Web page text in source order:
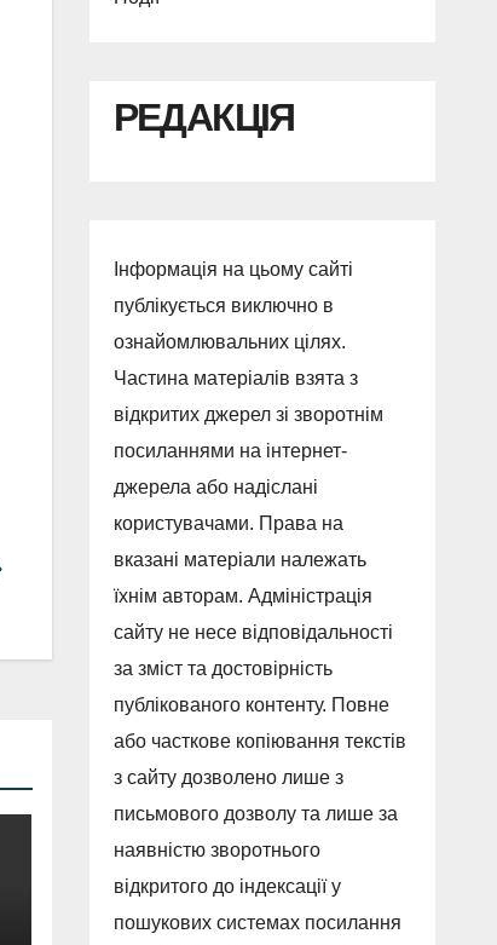
РЕДАКЦІЯ
Інформація на цьому сайті
публікується виключно в
ознайомлювальних цілях.
Частина матеріалів взята з
відкритих джерел зі зворотнім
посиланнями на інтернет-
джерела або надіслані
користувачами. Права на
вказані матеріали належать
їхнім авторам. Адміністрація
сайту не несе відповідальності
за зміст та достовірність
публікованого контенту. Повне
або часткове копіювання текстів
з сайту дозволено лише з
письмового дозволу та лише за
наявністю зворотнього
відкритого до індексації у
пошукових системах посилання